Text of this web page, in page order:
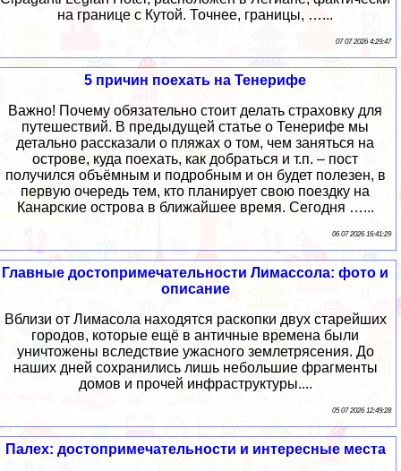
на границе с Кутой. Точнее, границы, …...
07 07 2026 4:29:47
5 причин поехать на Тенерифе
Важно! Почему обязательно стоит делать страховку для
путешествий. В предыдущей статье о Тенерифе мы
детально рассказали о пляжах о том, чем заняться на
острове, куда поехать, как добраться и т.п. – пост
получился объёмным и подробным и он будет полезен, в
первую очередь тем, кто планирует свою поездку на
Канарские острова в ближайшее время. Сегодня …...
06 07 2026 16:41:29
Главные достопримечательности Лимассола: фото и
описание
Вблизи от Лимасола находятся раскопки двух старейших
городов, которые ещё в античные времена были
уничтожены вследствие ужасного землетрясения. До
наших дней сохранились лишь небольшие фрагменты
домов и прочей инфраструктуры....
05 07 2026 12:49:28
Палех: достопримечательности и интересные места